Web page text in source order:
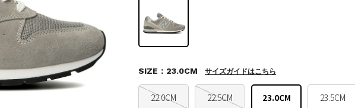
22.0CM 22.5CM 23.0CM 23.5CM
SIZE：23.0CM サイズガイドはこちら